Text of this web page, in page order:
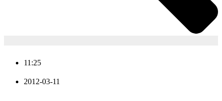
11:25
2012-03-11